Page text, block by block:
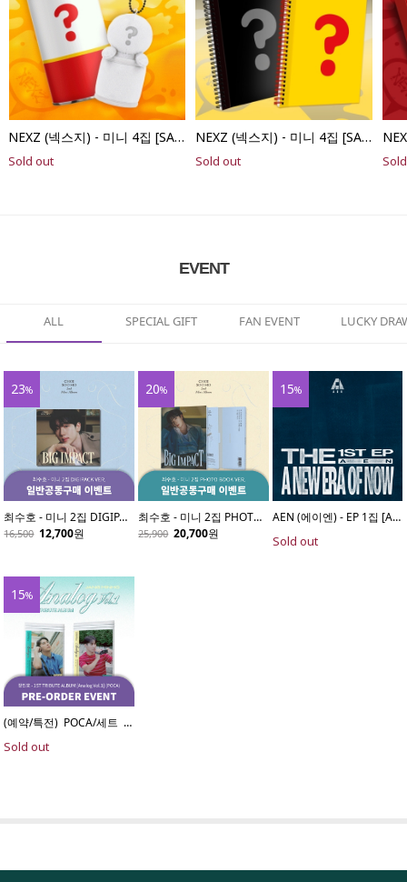
NEXZ (넥스지) - 미니 4집 [SAUCIN’] NEXZOO Ver.
Sold out
NEXZ (넥스지) - 미니 4집 [SAUCIN’] 2종 중 랜덤
Sold out
EVENT
ALL SPECIAL GIFT FAN EVENT LUCKY
23%
최수호 - 미니 2집 DIGIPACK VER.
16,500 12,700원
20%
최수호 - 미니 2집 PHOTO BOOK VER.
25,900 20,700원
15%
AEN (에이엔) - EP 1집 [A NEW ERA OF NOW] (Next to You Ver.)
Sold out
15%
(예약/특전)  POCA/세트  장민호 - 1ST TRIBUTE ALBUM [Analog Vol.1] 2종 세트 (POCA)
Sold out